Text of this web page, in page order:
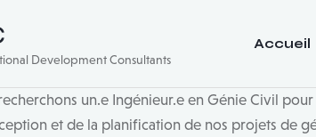
Development Consultants
Accueil
un.e Ingénieur.e en Génie Civil
et de la planification de nos projets de